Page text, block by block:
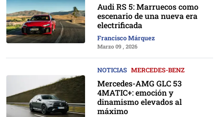
Audi RS 5: Marruecos como
escenario de una nueva era
electrificada
Francisco Márquez
Marzo 09 , 2026
NOTICIAS MERCEDES-BENZ
Mercedes-AMG GLC 53
4MATIC+: emoción y
dinamismo elevados al
máximo